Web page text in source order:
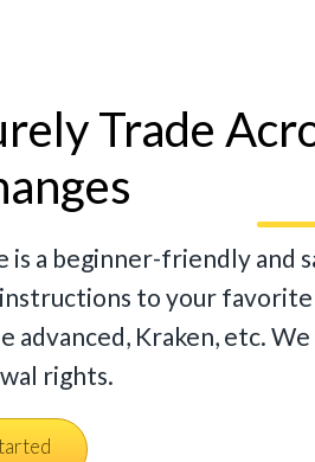
Trade
is a beginner-friendly and
to your favorite
advanced, Kraken, etc.
rights.